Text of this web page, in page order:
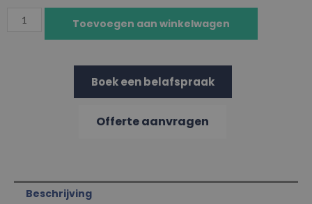
Toevoegen aan winkelwagen
Boek een belafspraak
Offerte aanvragen
Beschrijving